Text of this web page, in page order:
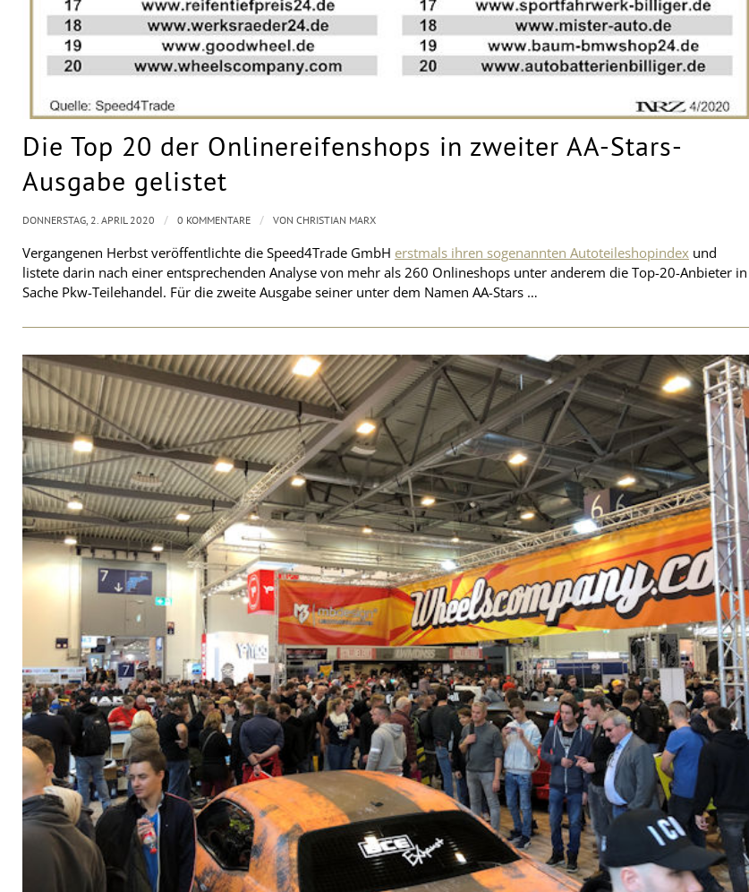
Die Top 20 der Onlinereifenshops in zweiter AA-Stars-
Ausgabe gelistet
Vergangenen Herbst veröffentlichte die Speed4Trade GmbH erstmals ihren sogenannten Autoteileshopindex und
listete darin nach einer entsprechenden Analyse von mehr als 260 Onlineshops unter anderem die Top-20-Anbieter in
Sache Pkw-Teilehandel. Für die zweite Ausgabe seiner unter dem Namen AA-Stars …
DONNERSTAG, 2. APRIL 2020 / 0 KOMMENTARE / VON CHRISTIAN MARX